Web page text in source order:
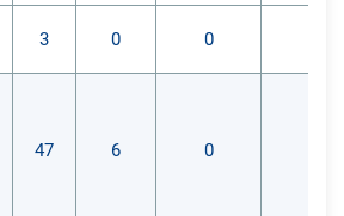
3 0 0
47 6 0